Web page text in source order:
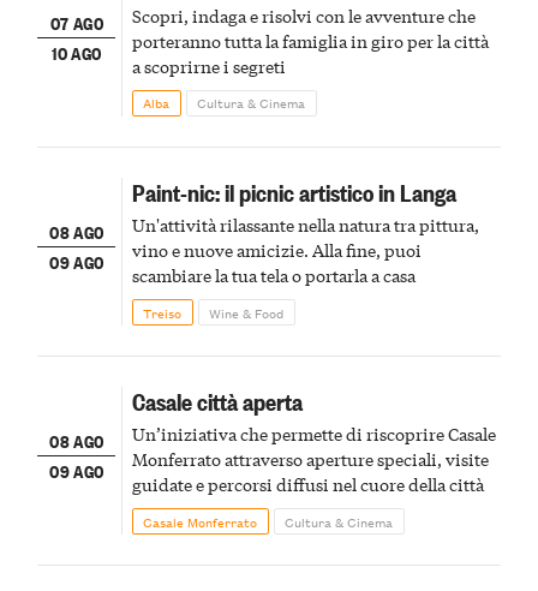
07 AGO
10 AGO
Scopri, indaga e risolvi con le avventure che
porteranno tutta la famiglia in giro per la città
a scoprirne i segreti
Alba Cultura & Cinema
08 AGO
09 AGO
Paint-nic: il picnic artistico in Langa
Un'attività rilassante nella natura tra pittura,
vino e nuove amicizie. Alla fine, puoi
scambiare la tua tela o portarla a casa
Treiso Wine & Food
08 AGO
09 AGO
Casale città aperta
Un’iniziativa che permette di riscoprire Casale
Monferrato attraverso aperture speciali, visite
guidate e percorsi diffusi nel cuore della città
Casale Monferrato Cultura & Cinema